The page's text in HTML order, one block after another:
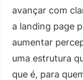
avançar com
a landing page
aumentar
uma estrutura
que é, para